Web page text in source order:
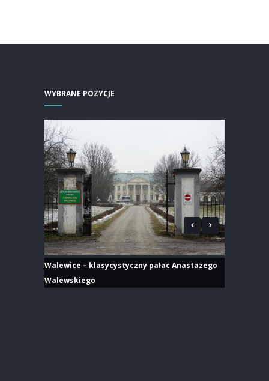
WYBRANE POZYCJE
Walewice – klasycystyczny pałac Anastazego
Walewskiego